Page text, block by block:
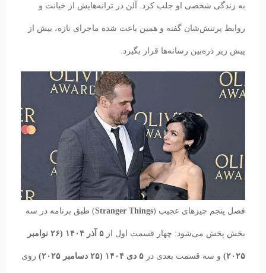
به زندگی شخصی او جلب کرد. آلن در ترانه‌هایش از خیانت و
روابط پرتنش‌شان گفته و همین باعث شده ماجرای تازه، بیش از
پیش زیر ذره‌بین رسانه‌ها قرار بگیرد.
فصل پنجم چیزهای عجیب (Stranger Things) طبق برنامه در سه
بخش پخش می‌شود: چهار قسمت اول از ۵ آذر ۱۴۰۴ (۲۶ نوامبر
۲۰۲۵) و سه قسمت بعدی در ۵ دی ۱۴۰۴ (۲۵ دسامبر ۲۰۲۵) روی